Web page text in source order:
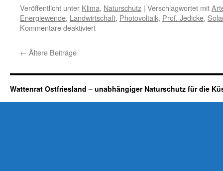
Veröffentlicht unter Klima, Naturschutz | Verschlagwortet mit
Energiewende, Landwirtschaft, Photovoltaik, Prof. Jedicke,
Kommentare deaktiviertfür
der
Artenvielfalt“?
← Ältere Beiträge
Wattenrat Ostfriesland – unabhängiger Naturschutz für die